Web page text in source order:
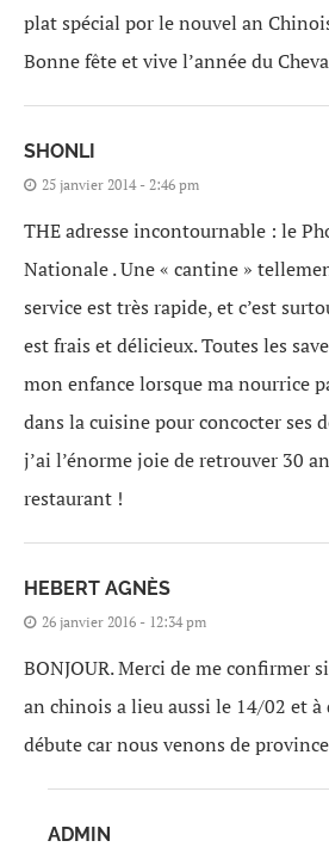
plat spécial por le nouvel an
Bonne fête et vive l’année du
SHONLI
25 janvier 2014 - 2:46 pm
THE adresse incontournable : le
Nationale . Une « cantine »
service est très rapide, et c’est
est frais et délicieux. Toutes les
mon enfance lorsque ma nourrice
dans la cuisine pour concocter ses
j’ai l’énorme joie de retrouver 30
restaurant !
HEBERT AGNÈS
26 janvier 2016 - 12:34 pm
BONJOUR. Merci de me confirmer
an chinois a lieu aussi le 14/02 et
débute car nous venons de
ADMIN